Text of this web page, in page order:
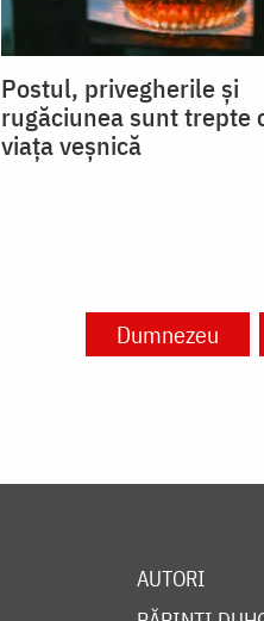
Postul, privegherile și
rugăciunea sunt trepte
viața veșnică
Dumnezeu
AUTORI